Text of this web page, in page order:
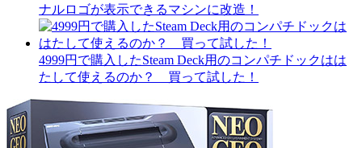
ナルロゴが表示できるマシンに改造！
4999円で購入したSteam Deck用のコンパチドックはは
たして使えるのか？ 買って試した！